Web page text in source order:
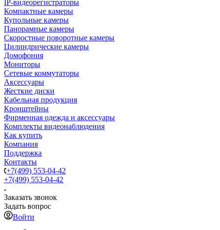
IP-видеорегистраторы
Компактные камеры
Купольные камеры
Панорамные камеры
Скоростные поворотные камеры
Цилиндрические камеры
Домофония
Мониторы
Сетевые коммутаторы
Аксессуары
Жесткие диски
Кабельная продукция
Кронштейны
Фирменная одежда и аксессуары
Комплекты видеонаблюдения
Как купить
Компания
Поддержка
Контакты
+7(499) 553-04-42
+7(499) 553-04-42
Заказать звонок
Задать вопрос
Войти